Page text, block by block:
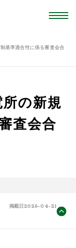
基準適合性に係る審査会合
の新規
査会合
掲載日 2026-04-21